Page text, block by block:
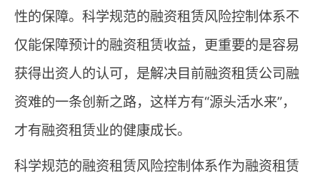
性的保障。科学规范的融资租赁风险控制体系不
仅能保障预计的融资租赁收益，更重要的是容易
获得出资人的认可，是解决目前融资租赁公司融
资难的一条创新之路，这样方有“源头活水来”，
才有融资租赁业的健康成长。
科学规范的融资租赁风险控制体系作为融资租赁